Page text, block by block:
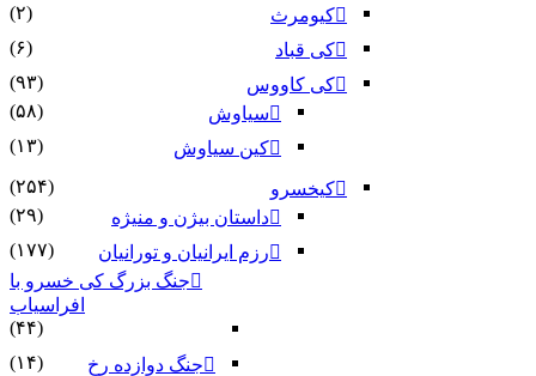
کیومرث
(۲)
کی قباد
(۶)
کی کاووس
(۹۳)
سیاوش
(۵۸)
کین سیاوش
(۱۳)
کیخسرو
(۲۵۴)
داستان بیژن و منیژه
(۲۹)
رزم ایرانیان و تورانیان
(۱۷۷)
جنگ بزرگ کی خسرو با
افراسیاب
(۴۴)
جنگ دوازده رخ
(۱۴)